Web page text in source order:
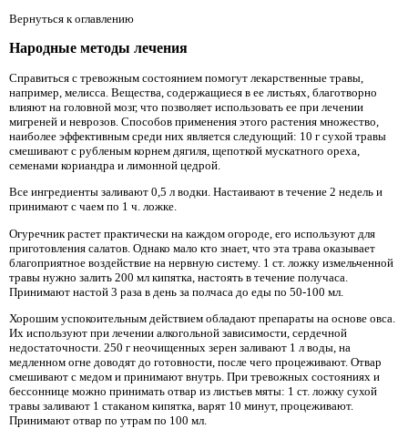
Вернуться к оглавлению
Народные методы лечения
Справиться с тревожным состоянием помогут лекарственные травы,
например, мелисса. Вещества, содержащиеся в ее листьях, благотворно
влияют на головной мозг, что позволяет использовать ее при лечении
мигреней и неврозов. Способов применения этого растения множество,
наиболее эффективным среди них является следующий: 10 г сухой травы
смешивают с рубленым корнем дягиля, щепоткой мускатного ореха,
семенами кориандра и лимонной цедрой.
Все ингредиенты заливают 0,5 л водки. Настаивают в течение 2 недель и
принимают с чаем по 1 ч. ложке.
Огуречник растет практически на каждом огороде, его используют для
приготовления салатов. Однако мало кто знает, что эта трава оказывает
благоприятное воздействие на нервную систему. 1 ст. ложку измельченной
травы нужно залить 200 мл кипятка, настоять в течение получаса.
Принимают настой 3 раза в день за полчаса до еды по 50-100 мл.
Хорошим успокоительным действием обладают препараты на основе овса.
Их используют при лечении алкогольной зависимости, сердечной
недостаточности. 250 г неочищенных зерен заливают 1 л воды, на
медленном огне доводят до готовности, после чего процеживают. Отвар
смешивают с медом и принимают внутрь. При тревожных состояниях и
бессоннице можно принимать отвар из листьев мяты: 1 ст. ложку сухой
травы заливают 1 стаканом кипятка, варят 10 минут, процеживают.
Принимают отвар по утрам по 100 мл.